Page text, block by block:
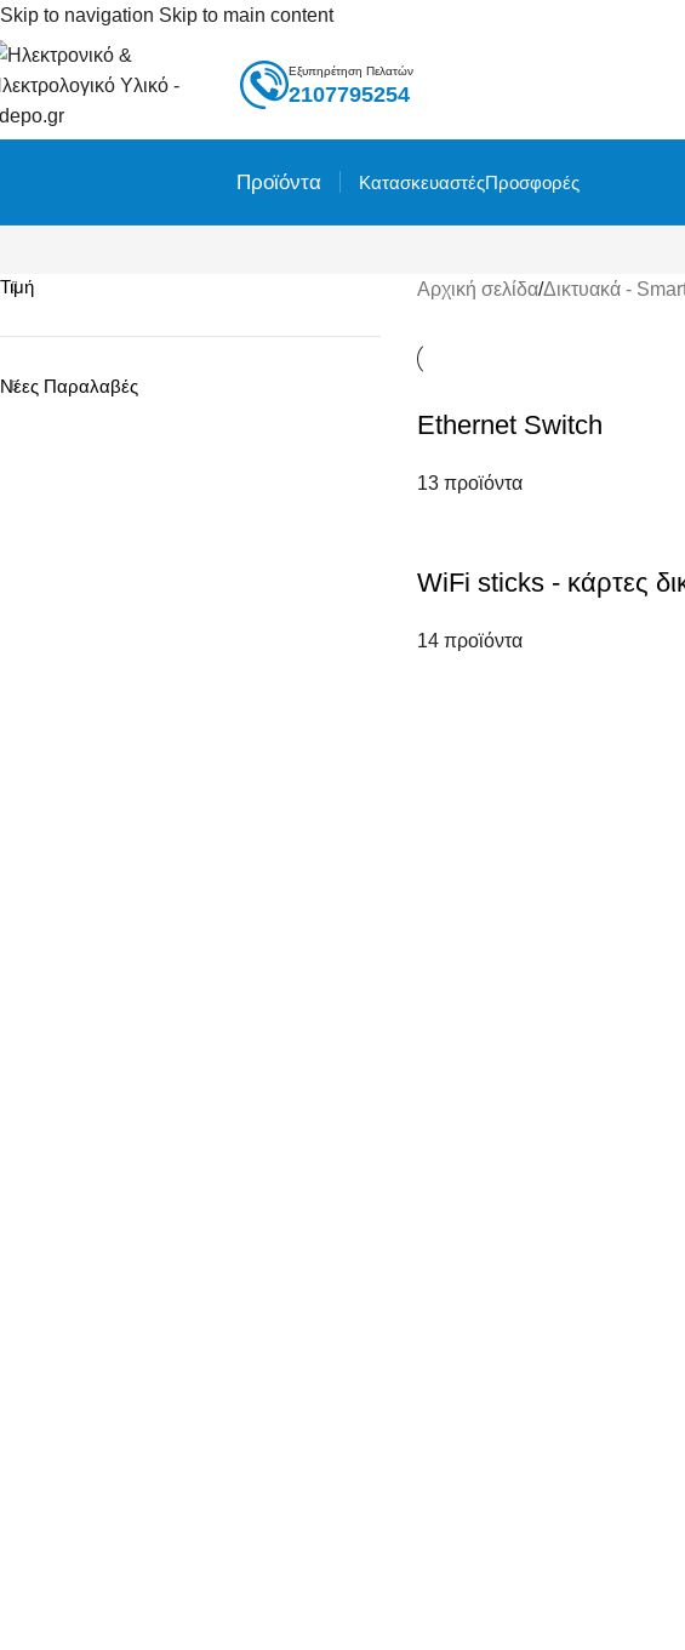
Skip to navigation Skip to main content
Εξυπηρέτηση Πελατών
2107795254
Προϊόντα ΚατασκευαστέςΠροσφορές
Τιμή
Νέες Παραλαβές
Αρχική σελίδα/Δικτυακά -
Ethernet Switch
13 προϊόντα
WiFi sticks - κάρτες
14 προϊόντα